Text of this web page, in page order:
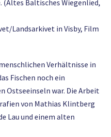
(Altes Baltisches Wiegenlied,
Landsarkivet in Visby, Film
Verhältnisse in
Fischen noch ein
Ostseeinseln war. Die Arbeit
von Mathias Klintberg
Lau und einem alten